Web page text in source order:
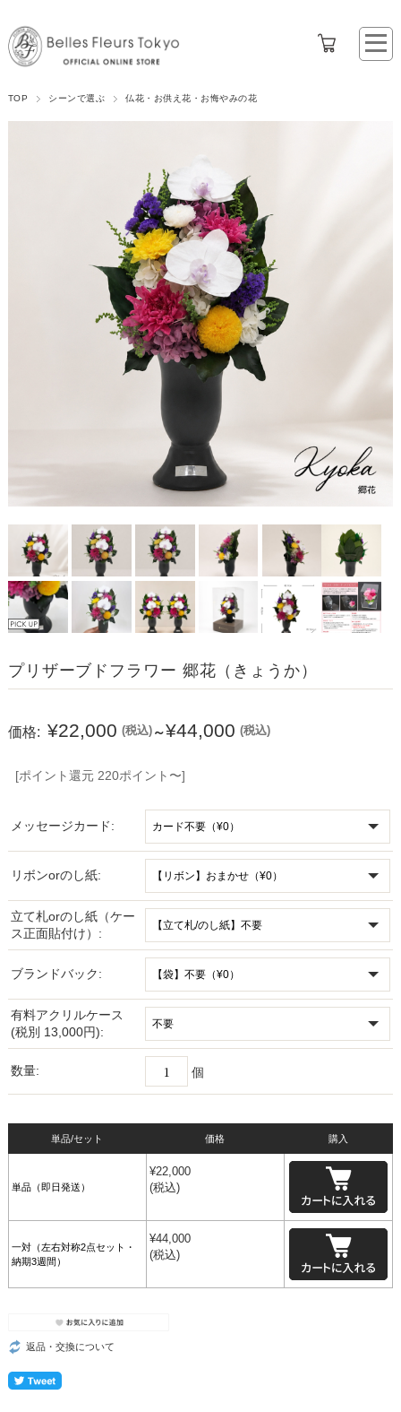
TOP シーンで選ぶ 仏花・お供え花・お悔やみの花
プリザーブドフラワー 郷花（きょうか）
価格: ¥22,000 (税込)～¥44,000 (税込)
[ポイント還元 220ポイント〜]
メッセージカード:
リボンorのし紙:
立て札orのし紙（ケー
ス正面貼付け）:
ブランドバック:
有料アクリルケース
(税別 13,000円):
数量: 個
単品/セット 価格 購入
単品（即日発送）
¥22,000
(税込)
一対（左右対称2点セット・
納期3週間）
¥44,000
(税込)
返品・交換について